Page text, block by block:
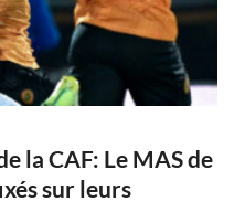
la CAF: Le MAS de
sur leurs